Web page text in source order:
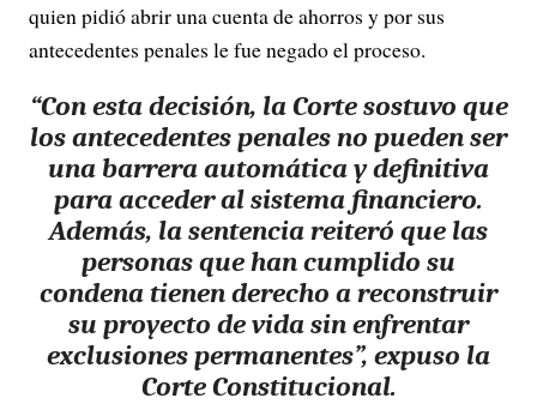
quien pidió abrir una cuenta de ahorros y por sus
antecedentes penales le fue negado el proceso.
“Con esta decisión, la Corte sostuvo que
los antecedentes penales no pueden ser
una barrera automática y definitiva
para acceder al sistema financiero.
Además, la sentencia reiteró que las
personas que han cumplido su
condena tienen derecho a reconstruir
su proyecto de vida sin enfrentar
exclusiones permanentes”, expuso la
Corte Constitucional.